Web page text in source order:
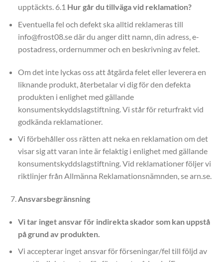
upptäckts. 6.1 Hur går du tillväga vid reklamation?
Eventuella fel och defekt ska alltid reklameras till
info@frost08.se där du anger ditt namn, din adress, e-
postadress, ordernummer och en beskrivning av felet.
Om det inte lyckas oss att åtgärda felet eller leverera en
liknande produkt, återbetalar vi dig för den defekta
produkten i enlighet med gällande
konsumentskyddslagstiftning. Vi står för returfrakt vid
godkända reklamationer.
Vi förbehåller oss rätten att neka en reklamation om det
visar sig att varan inte är felaktig i enlighet med gällande
konsumentskyddslagstiftning. Vid reklamationer följer vi
riktlinjer från Allmänna Reklamationsnämnden, se arn.se.
Ansvarsbegränsning
Vi tar inget ansvar för indirekta skador som kan uppstå
på grund av produkten.
Vi accepterar inget ansvar för förseningar/fel till följd av